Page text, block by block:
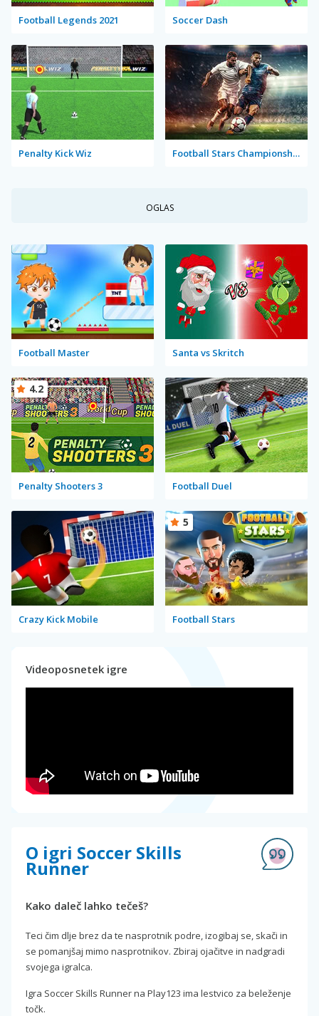
Football Legends 2021 Soccer Dash
Penalty Kick Wiz Football Stars Championship
OGLAS
Football Master Santa vs Skritch
Penalty Shooters 3
4.2
Football Duel
Crazy Kick Mobile Football Stars
5
Videoposnetek igre
O igri Soccer Skills
Runner
Kako daleč lahko tečeš?
Teci čim dlje brez da te nasprotnik podre, izogibaj se, skači in
se pomanjšaj mimo nasprotnikov. Zbiraj ojačitve in nadgradi
svojega igralca.
Igra Soccer Skills Runner na Play123 ima lestvico za beleženje
točk.